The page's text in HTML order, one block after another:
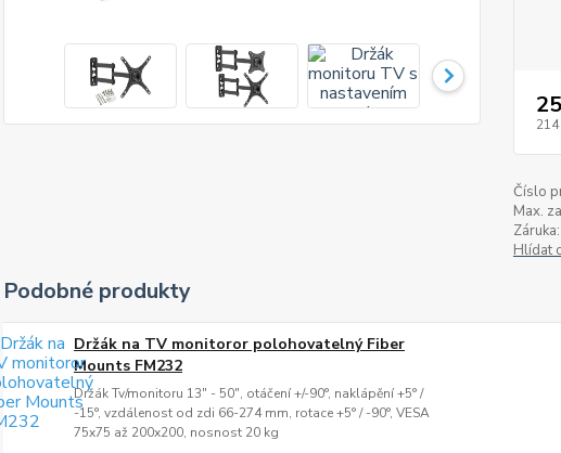
214
Číslo
Max.
Záruka:
Hlídat
Podobné produkty
Držák na TV monitoror polohovatelný Fiber
Mounts FM232
Držák Tv/monitoru 13" - 50", otáčení +/-90°, naklápění +5° /
-15°, vzdálenost od zdi 66-274 mm, rotace +5° / -90°, VESA
75x75 až 200x200, nosnost 20 kg